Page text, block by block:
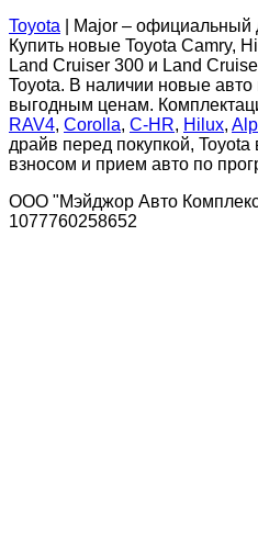
Toyota | Major – официальный
Купить новые Toyota Camry,
Land Cruiser 300 и Land
Toyota. В наличии новые авто
выгодным ценам.
RAV4, Corolla, C-HR, Hilux,
драйв перед покупкой,
взносом и прием авто по
ООО "Мэйджор Авто
1077760258652